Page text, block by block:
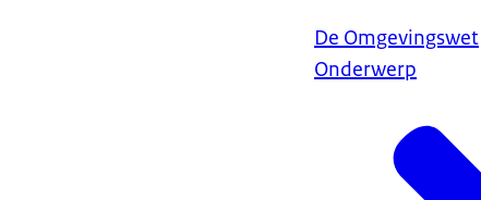
De Omgevingswet
Onderwerp